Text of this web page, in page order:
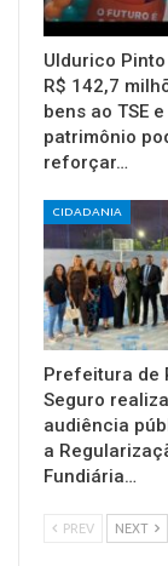
Uldurico
R$ 142,7
bens ao TSE e
patrimônio
reforçar…
CIDADANIA
Prefeitura de
Seguro realiza
audiência
a
Fundiária…
PREV NEXT